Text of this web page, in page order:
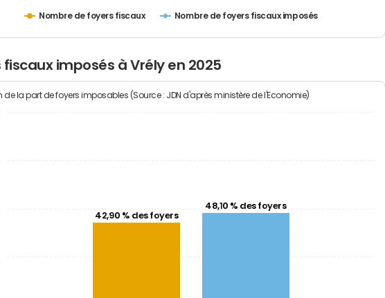
Nombre de foyers fiscaux Nombre de foyers fiscaux imposés
fiscaux imposés à Vrély en 2025
de la part de foyers imposables (Source : JDN d'après ministère de l'Economie)
42,90 % des foyers
48,10 % des foyers